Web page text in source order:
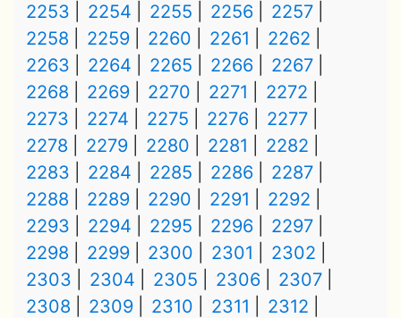
2253
2254 2255 2256
2257
2258
2259 2260 2261
2262
2263
2264 2265 2266
2267
2268
2269 2270 2271
2272
2273
2274 2275 2276
2277
2278
2279 2280 2281
2282
2283
2284 2285 2286
2287
2288
2289 2290 2291
2292
2293
2294 2295 2296
2297
2298
2299 2300 2301
2302
2303
2304 2305 2306
2307
2308
2309 2310 2311
2312